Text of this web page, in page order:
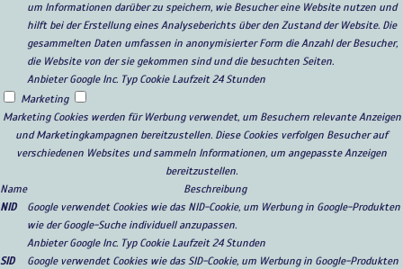
um Informationen darüber zu speichern, wie Besucher eine Website nutzen und
hilft bei der Erstellung eines Analyseberichts über den Zustand der Website. Die
gesammelten Daten umfassen in anonymisierter Form die Anzahl der Besucher,
die Website von der sie gekommen sind und die besuchten Seiten.
Anbieter Google Inc. Typ Cookie Laufzeit 24 Stunden
Marketing
Marketing Cookies werden für Werbung verwendet, um Besuchern relevante Anzeigen
und Marketingkampagnen bereitzustellen. Diese Cookies verfolgen Besucher auf
verschiedenen Websites und sammeln Informationen, um angepasste Anzeigen
bereitzustellen.
Name
Beschreibung
NID
Google verwendet Cookies wie das NID-Cookie, um Werbung in Google-Produkten
wie der Google-Suche individuell anzupassen.
Anbieter Google Inc. Typ Cookie Laufzeit 24 Stunden
SID
Google verwendet Cookies wie das SID-Cookie, um Werbung in Google-Produkten